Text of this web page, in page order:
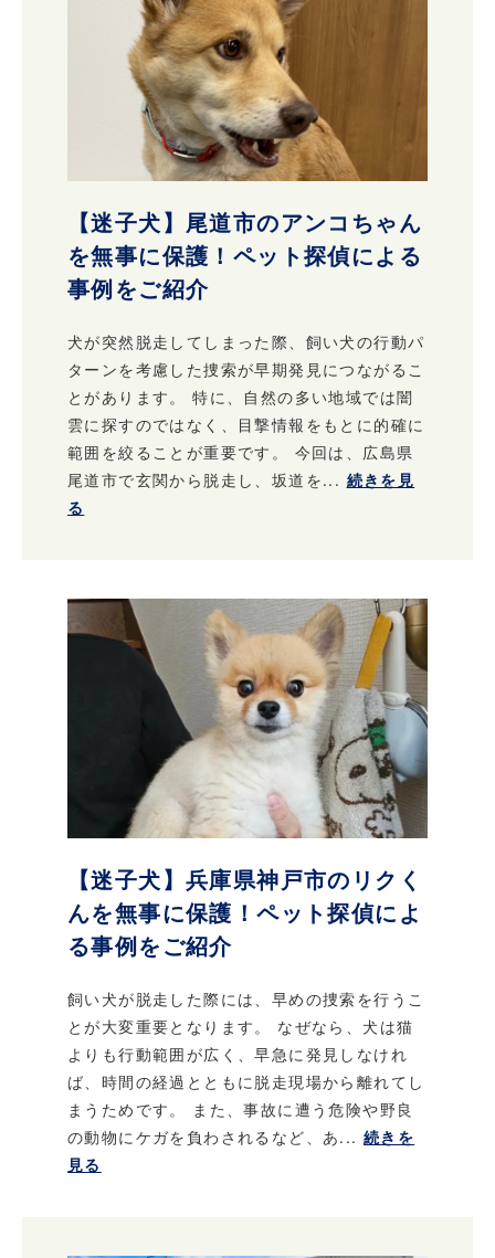
【迷子犬】尾道市のアンコちゃん
を無事に保護！ペット探偵による
事例をご紹介
犬が突然脱走してしまった際、飼い犬の行動パ
ターンを考慮した捜索が早期発見につながるこ
とがあります。 特に、自然の多い地域では闇
雲に探すのではなく、目撃情報をもとに的確に
範囲を絞ることが重要です。 今回は、広島県
尾道市で玄関から脱走し、坂道を... 続きを見
る
【迷子犬】兵庫県神戸市のリクく
んを無事に保護！ペット探偵によ
る事例をご紹介
飼い犬が脱走した際には、早めの捜索を行うこ
とが大変重要となります。 なぜなら、犬は猫
よりも行動範囲が広く、早急に発見しなけれ
ば、時間の経過とともに脱走現場から離れてし
まうためです。 また、事故に遭う危険や野良
の動物にケガを負わされるなど、あ... 続きを
見る